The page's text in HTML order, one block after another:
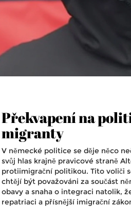
Překvapení na
migranty
V německé politice se děje něco
svůj hlas krajně pravicové straně
protiimigrační politikou. Tito voliči
chtějí být považováni za součást
obavy a snaha o integraci natolik,
repatriaci a přísnější imigrační